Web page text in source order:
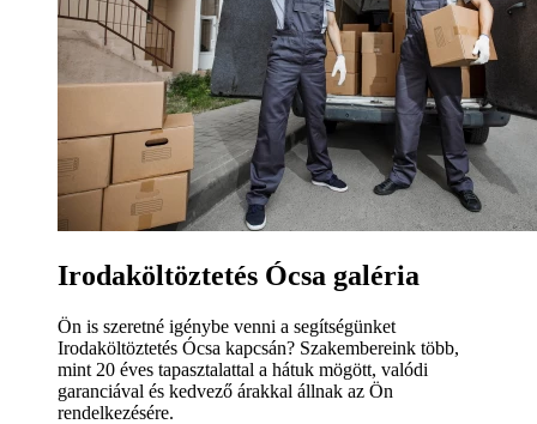
Irodaköltöztetés Ócsa galéria
Ön is szeretné igénybe venni a segítségünket
Irodaköltöztetés Ócsa kapcsán? Szakembereink több,
mint 20 éves tapasztalattal a hátuk mögött, valódi
garanciával és kedvező árakkal állnak az Ön
rendelkezésére.